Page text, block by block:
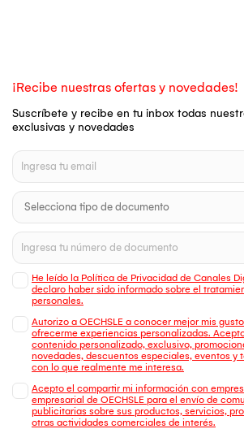
¡Recibe nuestras ofertas y novedades!
Suscríbete y recibe en tu inbox todas
exclusivas y novedades
He leído la Política de Privacidad de Canales
declaro haber sido informado sobre el
personales.
Autorizo a OECHSLE a conocer mejor mis
ofrecerme experiencias personalizadas.
contenido personalizado, exclusivo,
novedades, descuentos especiales, eventos y
con lo que realmente me interesa.
Acepto el compartir mi información con
empresarial de OECHSLE para el envío de
publicitarias sobre sus productos, servicios,
otras actividades comerciales de interés.